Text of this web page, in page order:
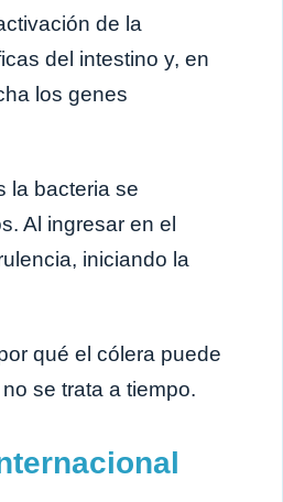
de la
del intestino y, en
los genes
la bacteria se
Al ingresar en el
iniciando la
qué el cólera puede
se trata a tiempo.